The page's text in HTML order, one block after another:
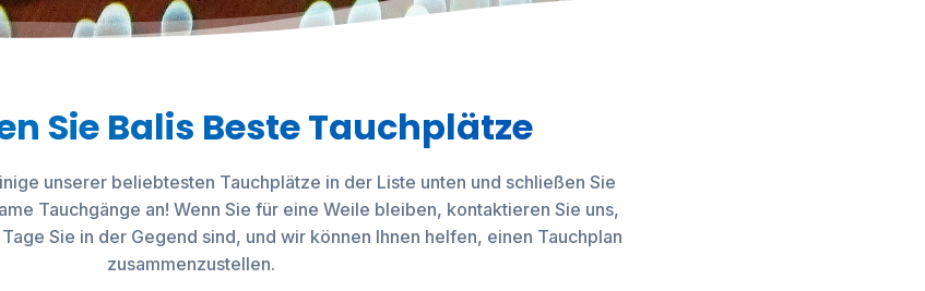
Sie Balis Beste Tauchplätze
unserer beliebtesten Tauchplätze in der Liste unten und schließen Sie
Tauchgänge an! Wenn Sie für eine Weile bleiben, kontaktieren Sie uns,
Sie in der Gegend sind, und wir können Ihnen helfen, einen Tauchplan
zusammenzustellen.